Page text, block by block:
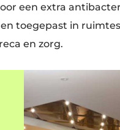
een extra
toegepast in
en zorg.